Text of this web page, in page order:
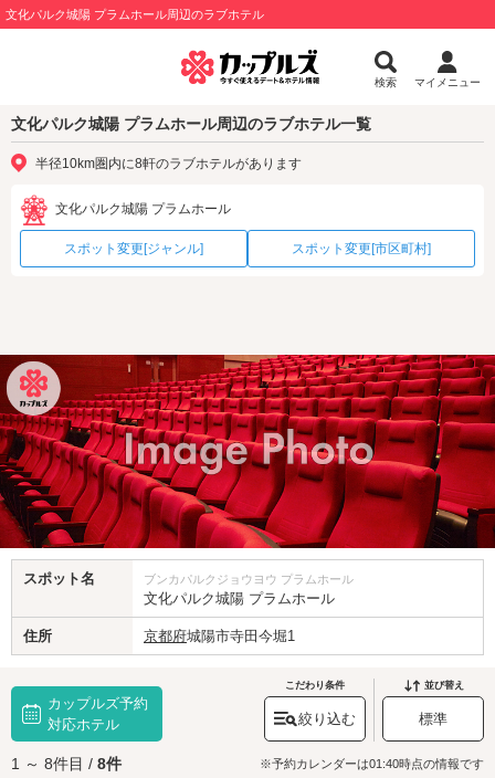
文化パルク城陽 プラムホール周辺のラブホテル
検索 マイメニュー
文化パルク城陽 プラムホール周辺のラブホテル一覧
半径10km圏内に8軒のラブホテルがあります
文化パルク城陽 プラムホール
スポット変更[ジャンル] スポット変更[市区町村]
スポット名 ブンカパルクジョウヨウ プラムホール
文化パルク城陽 プラムホール
住所 京都府城陽市寺田今堀1
カップルズ予約
対応ホテル
こだわり条件
絞り込む
並び替え
標準
1 ～ 8件目 / 8件 ※予約カレンダーは01:40時点の情報です